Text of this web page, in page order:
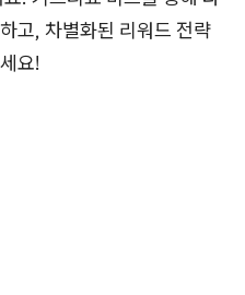
고, 차별화된 리워드 전략
요!